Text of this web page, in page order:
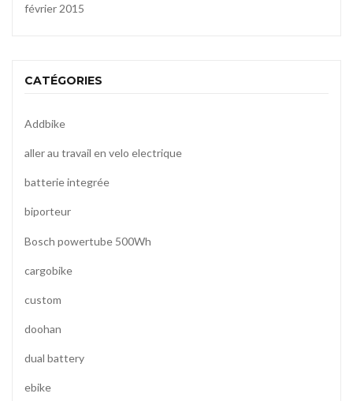
février 2015
CATÉGORIES
Addbike
aller au travail en velo electrique
batterie integrée
biporteur
Bosch powertube 500Wh
cargobike
custom
doohan
dual battery
ebike